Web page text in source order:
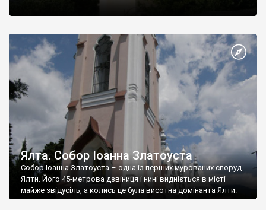
Ялта. Собор Іоанна Златоуста
Собор Іоанна Златоуста – одна із перших мурованих споруд
Ялти. Його 45-метрова дзвіниця і нині видніється в місті
майже звідусіль, а колись це була висотна домінанта Ялти.